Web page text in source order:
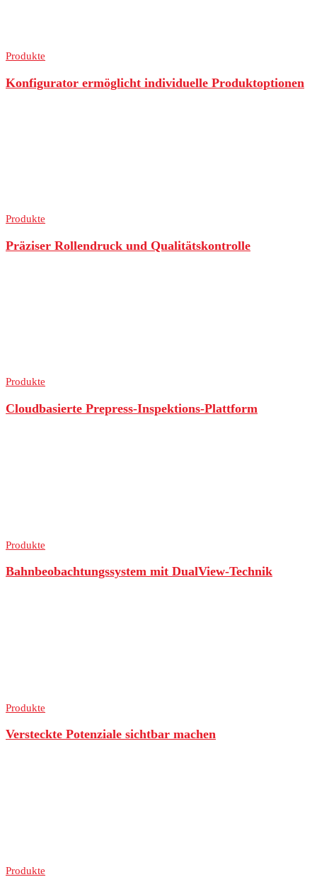
Produkte
Konfigurator ermöglicht individuelle Produktoptionen
Produkte
Präziser Rollendruck und Qualitätskontrolle
Produkte
Cloudbasierte Prepress-Inspektions-Plattform
Produkte
Bahnbeobachtungssystem mit DualView-Technik
Produkte
Versteckte Potenziale sichtbar machen
Produkte